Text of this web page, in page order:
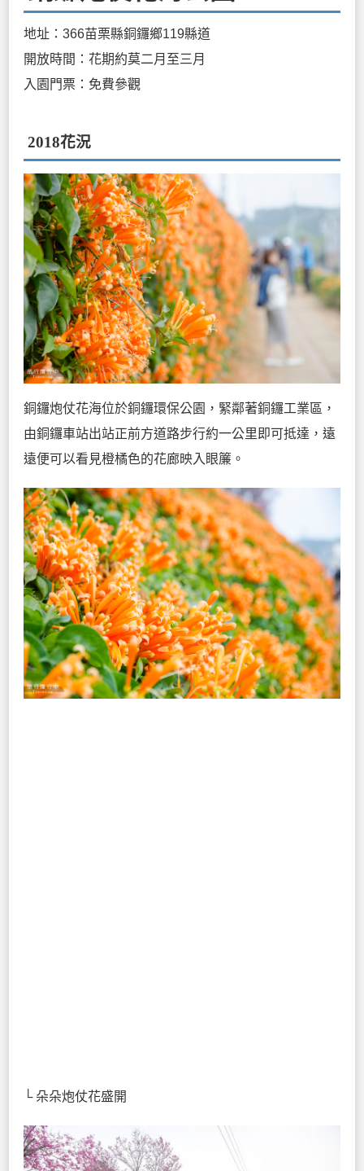
地址：366苗栗縣銅鑼鄉119縣道
開放時間：花期約莫二月至三月
入園門票：免費參觀
2018花況
銅鑼炮仗花海位於銅鑼環保公園，緊鄰著銅鑼工業區，
由銅鑼車站出站正前方道路步行約一公里即可抵達，遠
遠便可以看見橙橘色的花廊映入眼簾。
└ 朵朵炮仗花盛開